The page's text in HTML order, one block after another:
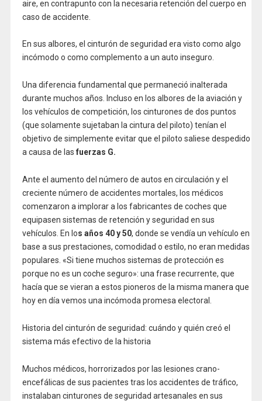
aire, en contrapunto con la necesaria retención del cuerpo en
caso de accidente.
En sus albores, el cinturón de seguridad era visto como algo
incómodo o como complemento a un auto inseguro.
Una diferencia fundamental que permaneció inalterada
durante muchos años. Incluso en los albores de la aviación y
los vehículos de competición, los cinturones de dos puntos
(que solamente sujetaban la cintura del piloto) tenían el
objetivo de simplemente evitar que el piloto saliese despedido
a causa de las fuerzas G.
Ante el aumento del número de autos en circulación y el
creciente número de accidentes mortales, los médicos
comenzaron a implorar a los fabricantes de coches que
equipasen sistemas de retención y seguridad en sus
vehículos. En los años 40 y 50, donde se vendía un vehículo en
base a sus prestaciones, comodidad o estilo, no eran medidas
populares. «Si tiene muchos sistemas de protección es
porque no es un coche seguro»: una frase recurrente, que
hacía que se vieran a estos pioneros de la misma manera que
hoy en día vemos una incómoda promesa electoral.
Historia del cinturón de seguridad: cuándo y quién creó el
sistema más efectivo de la historia
Muchos médicos, horrorizados por las lesiones crano-
encefálicas de sus pacientes tras los accidentes de tráfico,
instalaban cinturones de seguridad artesanales en sus